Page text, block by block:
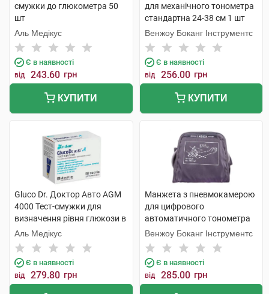
смужки до глюкометра 50
шт
Аль Медікус
Є в наявності
від 243.60 грн
КУПИТИ
для механічного тонометра
стандартна 24-38 см 1 шт
Венжоу Боканг Інструментс
Є в наявності
від 256.00 грн
КУПИТИ
Gluco Dr. Доктор Авто AGM
4000 Тест-смужки для
визначення рівня глюкози в
крові 50 шт
Аль Медікус
Є в наявності
від 279.80 грн
Манжета з пневмокамерою
для цифрового
автоматичного тонометра
стандартна 22-32 см 1 шт
Венжоу Боканг Інструментс
Є в наявності
від 285.00 грн